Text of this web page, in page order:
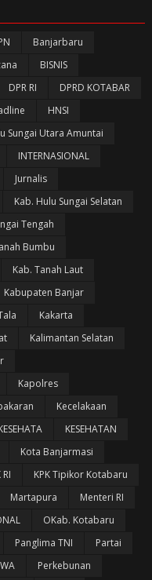
Banjarbaru
BISNIS
DPR RI
DPRD KOTABAR
HNSI
Sungai Utara Amuntai
INTERNASIONAL
Jurnalis
Kab. Hulu Sungai Selatan
Tengah
Bumbu
Kab. Tanah Laut
Kabupaten Banjar
Kakarta
Kalimantan Selatan
Kapolres
Kecelakaan
KESEHATAN
Kota Banjarmasi
RI
KPK Tipikor Kotabaru
Martapura
Menteri RI
OKab. Kotabaru
Panglima TNI
Partai
Perkebunan